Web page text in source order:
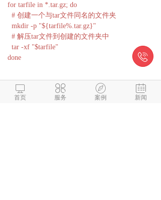
for tarfile in *.tar.gz; do
# 创建一个与tar文件同名的文件夹
mkdir -p "${tarfile%.tar.gz}"
# 解压tar文件到创建的文件夹中
tar -xf "$tarfile"
done
6.同上操作，修改成755权限，cat察看文件结尾
必须为 $; 运行
./u.sh

首页

服务

案例

新闻
